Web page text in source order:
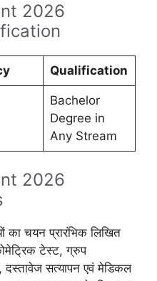
2026
Qualification
Bachelor
Degree in
Any Stream
2026
का चयन प्रारंभिक लिखित
टेस्ट, ग्रुप
दस्तावेज सत्यापन एवं मेडिकल